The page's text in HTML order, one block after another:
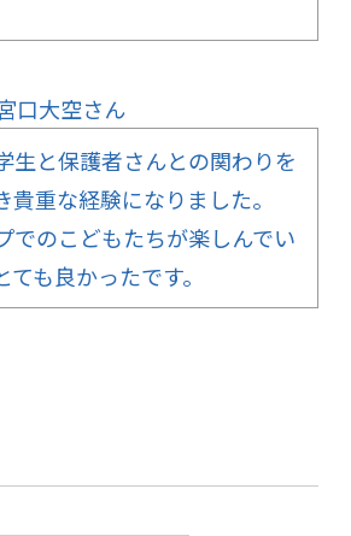
口大空さん
生と保護者さんとの関わりを
貴重な経験になりました。
でのこどもたちが楽しんでい
も良かったです。